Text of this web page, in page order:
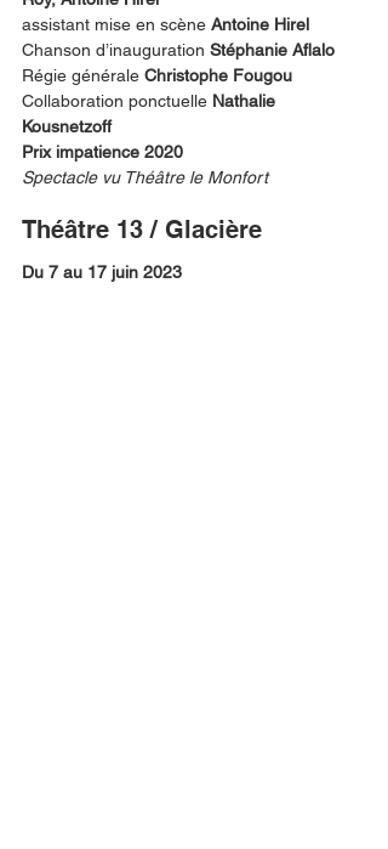
assistant mise en scène Antoine Hirel
Chanson d’inauguration Stéphanie Aflalo
Régie générale Christophe Fougou
Collaboration ponctuelle Nathalie
Kousnetzoff
Prix impatience 2020
Spectacle vu Théâtre le Monfort
Théâtre 13 / Glacière
Du 7 au 17 juin 2023